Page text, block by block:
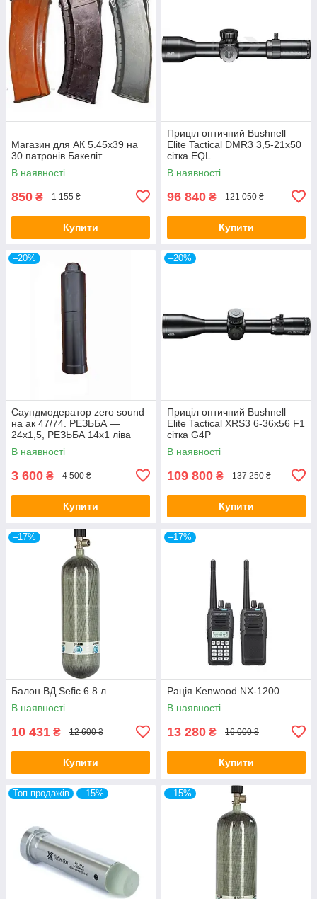
Магазин для АК 5.45х39 на
30 патронів Бакеліт
В наявності
850 ₴ 1 155 ₴
Купити
Приціл оптичний Bushnell
Elite Tactical DMR3 3,5-21x50
сітка EQL
В наявності
96 840 ₴ 121 050 ₴
Купити
–20%
Саундмодератор zero sound
на ак 47/74. РЕЗЬБА —
24х1,5, РЕЗЬБА 14х1 ліва
В наявності
3 600 ₴ 4 500 ₴
Купити
–20%
Приціл оптичний Bushnell
Elite Tactical XRS3 6-36x56 F1
сітка G4P
В наявності
109 800 ₴ 137 250 ₴
Купити
–17%
Балон ВД Sefic 6.8 л
В наявності
10 431 ₴ 12 600 ₴
Купити
–17%
Рація Kenwood NX-1200
В наявності
13 280 ₴ 16 000 ₴
Купити
Топ продажів –15% –15%